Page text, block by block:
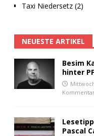
Taxi Niedersetz (2)
NEUESTE ARTIKEL
Besim
hinter
Pascal